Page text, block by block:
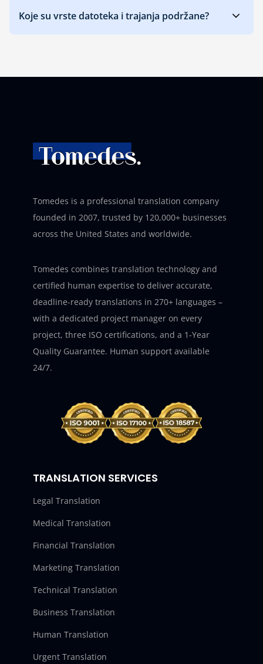
Koje su vrste datoteka i trajanja podržane?
Tomedes is a professional translation company
founded in 2007, trusted by 120,000+ businesses
across the United States and worldwide.
Tomedes combines translation technology and
certified human expertise to deliver accurate,
deadline-ready translations in 270+ languages –
with a dedicated project manager on every
project, three ISO certifications, and a 1-Year
Quality Guarantee. Human support available
24/7.
TRANSLATION SERVICES
Legal Translation
Medical Translation
Financial Translation
Marketing Translation
Technical Translation
Business Translation
Human Translation
Urgent Translation